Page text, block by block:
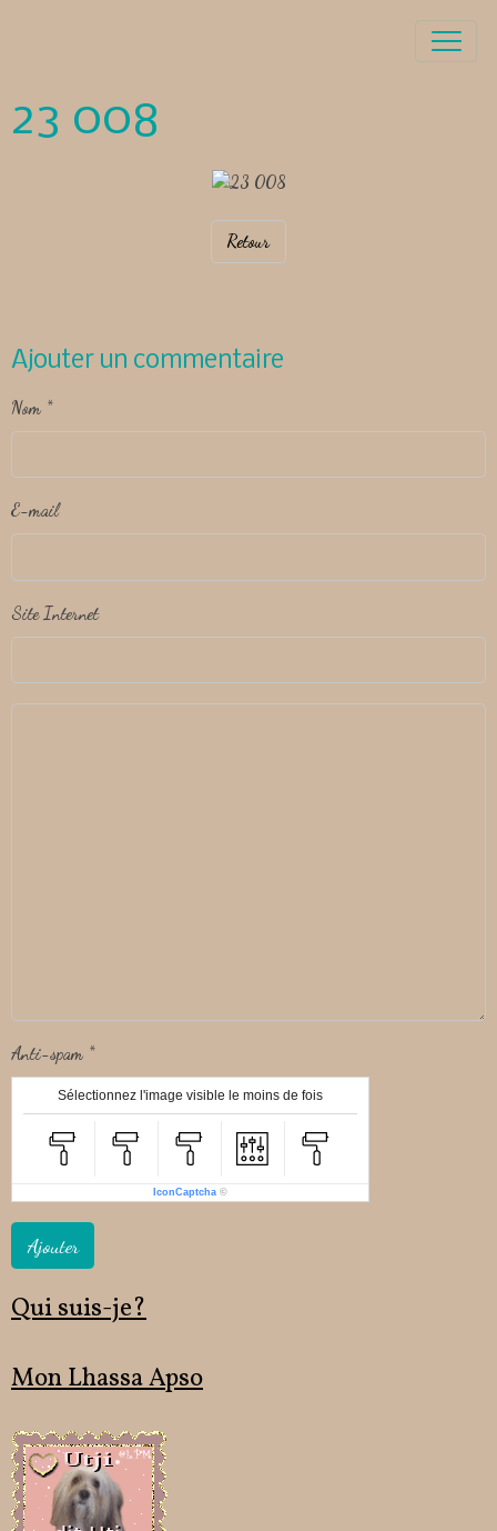
23 008
Retour
Ajouter un commentaire
Nom
E-mail
Site Internet
Anti-spam
Sélectionnez l'image visible le moins de fois
IconCaptcha ©
Ajouter
Qui suis-je?
Mon Lhassa Apso